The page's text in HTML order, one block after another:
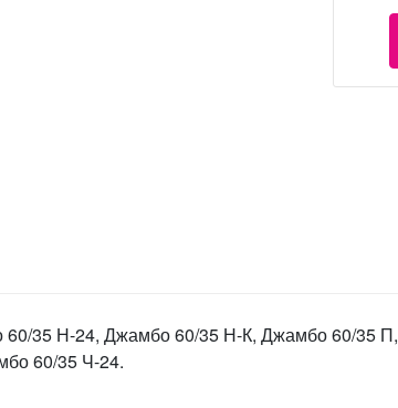
35 Н-24, Джамбо 60/35 Н-К, Джамбо 60/35 П,
60/35 Ч-24.